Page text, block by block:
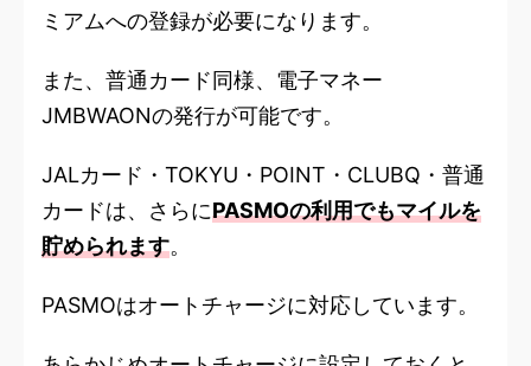
ミアムへの登録が必要になります。
また、普通カード同様、電子マネー
JMBWAONの発行が可能です。
JALカード・TOKYU・POINT・CLUBQ・普通
カードは、さらにPASMOの利用でもマイルを
貯められます。
PASMOはオートチャージに対応しています。